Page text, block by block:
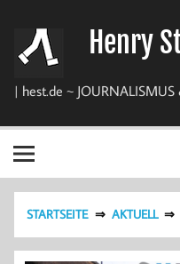
springen
Henry
| hest.de ~
STARTSEITE AKTUELL